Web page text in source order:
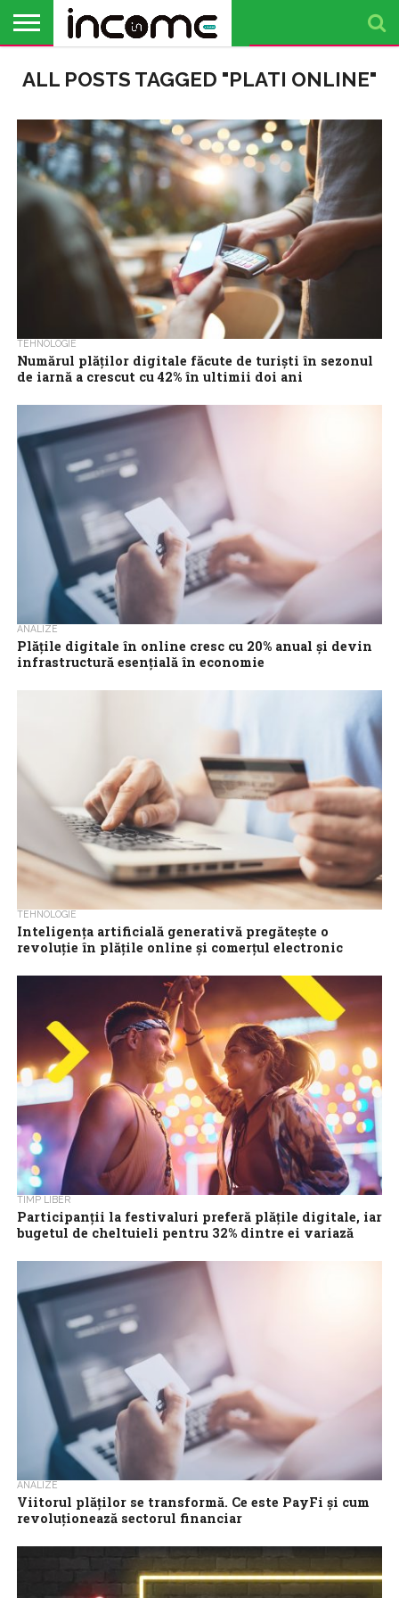
PROFIL DE
ANTREPRENOR
BUSINESS
ANALIZE
OPINII
FINANȚE
PERSONALE
TIMP
LIBER
ALL POSTS TAGGED "PLATI ONLINE"
TEHNOLOGIE
Numărul plăților digitale făcute de turiști în sezonul
de iarnă a crescut cu 42% în ultimii doi ani
în hotelurile și restaurantele din România, în sezonul de iarnă...
ANALIZE
Plățile digitale în online cresc cu 20% anual și devin
infrastructură esențială în economie
TEHNOLOGIE
Inteligenţa artificială generativă pregăteşte o
revoluţie în plăţile online şi comerţul electronic
inteligenţa artificială generativă (Gen AI) începe să integreze
direct procesul de...
TIMP LIBER
Participanții la festivaluri preferă plățile digitale, iar
bugetul de cheltuieli pentru 32% dintre ei variază
Festivalurile devin pentru români un reper important de
socializare și relaxare, iar vara este sezonul preferat pentru
astfel de evenimente. Potrivit celui...
ANALIZE
Viitorul plăților se transformă. Ce este PayFi și cum
revoluționează sectorul financiar
sisteme tradiționale, precum cardurile de credit și transferuri
online, la soluții inovatoare,...